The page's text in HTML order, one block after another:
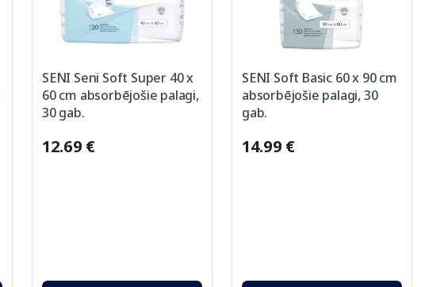
SENI Seni Soft Super 40 x
60 cm absorbējošie palagi,
30 gab.
12.69 €
SENI Soft Basic 60 x 90 cm
absorbējošie palagi, 30
gab.
14.99 €